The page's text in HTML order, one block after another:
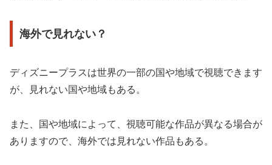
海外で見れない？
ディズニープラスは世界の一部の国や地域で視聴できます
が、見れない国や地域もある。
また、国や地域によって、視聴可能な作品が異なる場合が
ありますので、海外では見れない作品もある。